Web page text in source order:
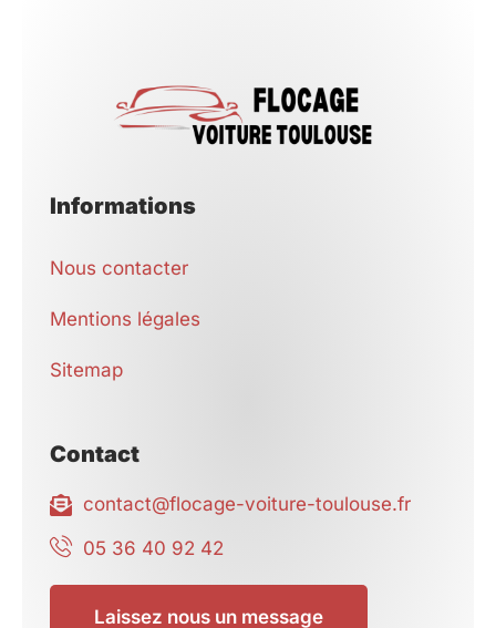
Informations
Nous contacter
Mentions légales
Sitemap
Contact
contact@flocage-voiture-toulouse.fr
05 36 40 92 42
Laissez nous un message